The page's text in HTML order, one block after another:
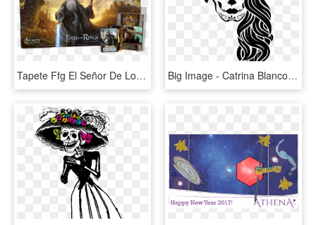
Tapete Ffg El Señor De Los Anillos Lcg, HD Png Download Big Image - Catrina Blanco Y Negro, HD Png Download